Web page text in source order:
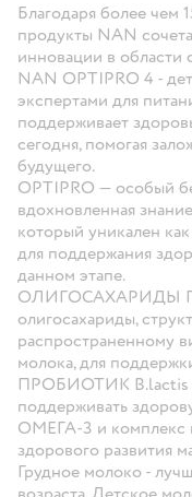
Благодаря более чем
продукты NAN
инновации в области
NAN OPTIPRO 4 -
экспертами для
поддерживает
сегодня, помогая
будущего.
OPTIPRO — особый
вдохновленная
который уникален
для поддержания
данном этапе.
ОЛИГОСАХАРИДЫ
олигосахариды,
распространенному
молока, для
ПРОБИОТИК B.lactis
поддерживать
ОМЕГА-3 и комплекс
здорового развития
Грудное молоко -